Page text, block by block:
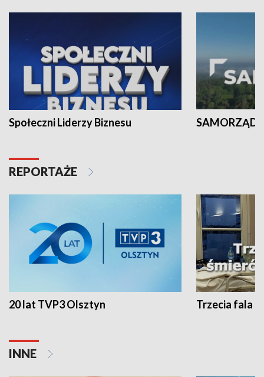
Społeczni Liderzy Biznesu SAMORZĄD
REPORTAŻE
20 lat TVP3 Olsztyn Trzecia fala -
INNE